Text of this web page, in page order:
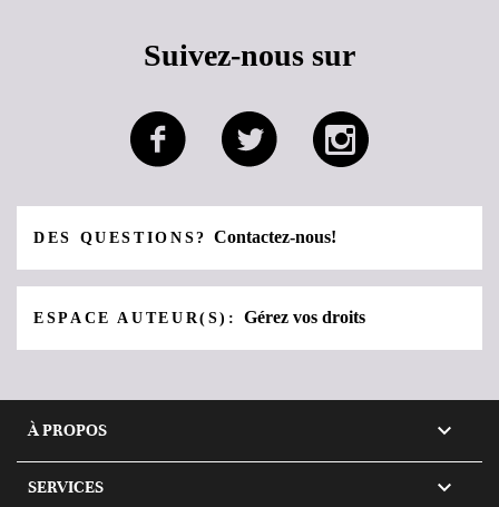
Suivez-nous sur
DES QUESTIONS?Contactez-nous!
ESPACE AUTEUR(S):Gérez vos droits
À PROPOS 
SERVICES 